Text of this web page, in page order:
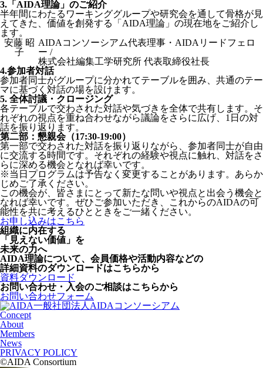
3.「AIDA理論」のご紹介
半年間にわたるワーキンググループや研究会を通して骨格が見
えてきた、価値を創発する「AIDA理論」の現在地をご紹介し
ます。
安藤 昭
子
AIDAコンソーシアム代表理事・AIDAリードフェロ
ー /
株式会社編集工学研究所 代表取締役社長
4.参加者対話
参加者同士がグループに分かれてテーブルを囲み、共通のテー
マに基づく対話の場を設けます。
5. 全体討議・クロージング
各テーブルで交わされた対話や気づきを全体で共有します。そ
れぞれの視点を重ね合わせながら議論をさらに広げ、1日の対
話を振り返ります。
第二部：懇親会（17:30-19:00）
第一部で交わされた対話を振り返りながら、参加者同士が自由
に交流する時間です。それぞれの経験や視点に触れ、対話をさ
らに深める機会となれば幸いです。
※当日プログラムは予告なく変更することがあります。あらか
じめご了承ください。
この機会が、皆さまにとって新たな問いや視点と出会う機会と
なれば幸いです。ぜひご参加いただき、これからのAIDAの可
能性を共に考えるひとときをご一緒ください。
お申し込みはこちら
組織に内在する
「見えない価値」を
未来の力へ
AIDA理論について、会員価格や活動内容などの
詳細資料のダウンロードはこちらから
資料ダウンロード
お問い合わせ・入会のご相談はこちらから
お問い合わせフォーム
一般社団法人AIDAコンソーシアム
Concept
About
Members
News
PRIVACY POLICY
©AIDA Consortium